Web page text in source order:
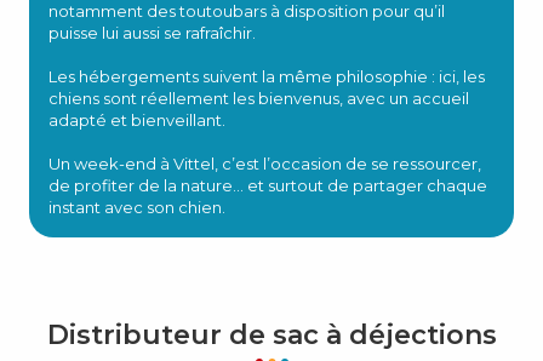
notamment des toutoubars à disposition pour qu’il
puisse lui aussi se rafraîchir.
Les hébergements suivent la même philosophie : ici, les
chiens sont réellement les bienvenus, avec un accueil
adapté et bienveillant.
Un week-end à Vittel, c’est l’occasion de se ressourcer,
de profiter de la nature… et surtout de partager chaque
instant avec son chien.
Distributeur de sac à déjections